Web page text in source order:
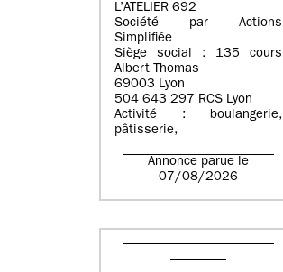
L’ATELIER 692
Société par Actions
Simplifiée
Siège social : 135 cours
Albert Thomas
69003 Lyon
504 643 297 RCS Lyon
Activité : boulangerie,
pâtisserie,
Annonce parue le
07/08/2026